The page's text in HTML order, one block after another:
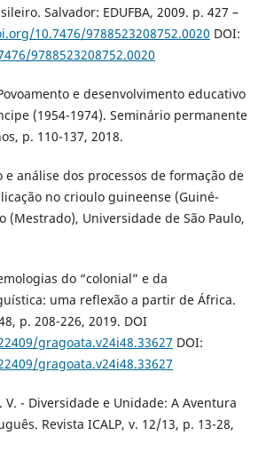
Salvador: EDUFBA, 2009. p. 427 –
10.7476/9788523208752.0020 DOI:
9788523208752.0020
Povoamento e desenvolvimento educativo
(1954-1974). Seminário permanente
p. 110-137, 2018.
e análise dos processos de formação de
no crioulo guineense (Guiné-
(Mestrado), Universidade de São Paulo,
do “colonial” e da
uma reflexão a partir de África.
p. 208-226, 2019. DOI
gragoata.v24i48.33627 DOI:
gragoata.v24i48.33627
V. - Diversidade e Unidade: A Aventura
Revista ICALP, v. 12/13, p. 13-28,